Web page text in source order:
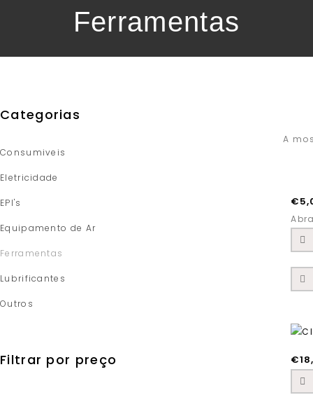
Ferramentas
A
€
€
Categorias
Consumiveis
Eletricidade
EPI's
Equipamento de Ar
Ferramentas
Lubrificantes
Outros
Filtrar por preço